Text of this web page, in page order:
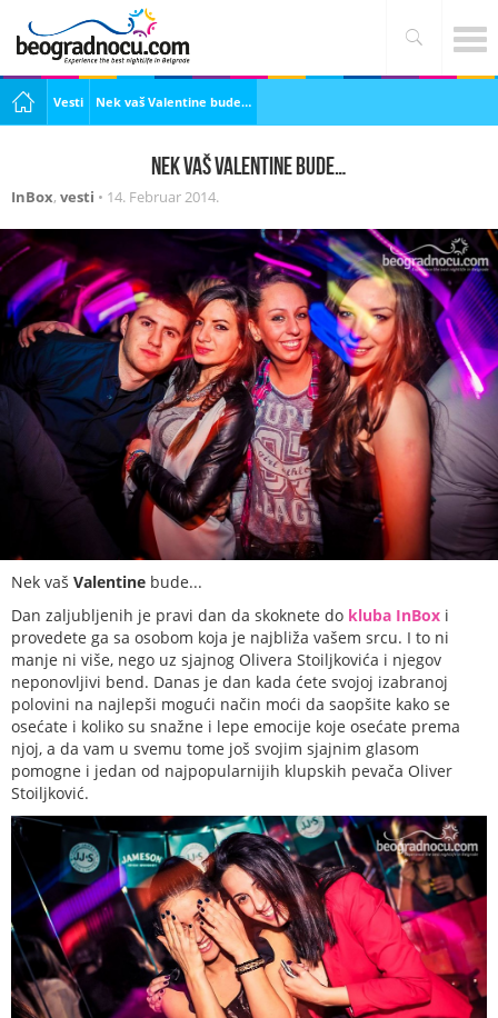
Vesti Nek vaš Valentine bude…
Nek vaš Valentine bude…
InBox, vesti • 14. Februar 2014.
Nek vaš Valentine bude...
Dan zaljubljenih je pravi dan da skoknete do kluba InBox i
provedete ga sa osobom koja je najbliža vašem srcu. I to ni
manje ni više, nego uz sjajnog Olivera Stoiljkovića i njegov
neponovljivi bend. Danas je dan kada ćete svojoj izabranoj
polovini na najlepši mogući način moći da saopšite kako se
osećate i koliko su snažne i lepe emocije koje osećate prema
njoj, a da vam u svemu tome još svojim sjajnim glasom
pomogne i jedan od najpopularnijih klupskih pevača Oliver
Stoiljković.